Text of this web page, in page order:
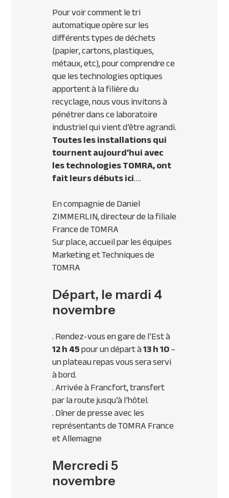
Pour voir comment le tri
automatique opère sur les
différents types de déchets
(papier, cartons, plastiques,
métaux, etc), pour comprendre ce
que les technologies optiques
apportent à la filière du
recyclage, nous vous invitons à
pénétrer dans ce laboratoire
industriel qui vient d’être agrandi.
Toutes les installations qui
tournent aujourd’hui avec
les technologiesTOMRA, ont
fait leurs débuts ici….
En compagnie de Daniel
ZIMMERLIN, directeur de la filiale
France deTOMRA
Sur place, accueil par les équipes
Marketing et Techniques de
TOMRA
Départ, le mardi 4
novembre
. Rendez-vous en gare de l’Est à
12 h 45pour un départ à13 h 10–
un plateau repas vous sera servi
à bord.
. Arrivée à Francfort, transfert
par la route jusqu’à l’hôtel.
. Dîner de presse avec les
représentants deTOMRAFrance
et Allemagne
Mercredi 5
novembre